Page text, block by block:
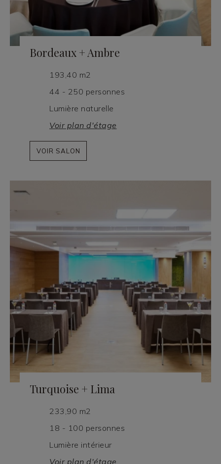
Bordeaux + Ambre
193,40 m2
44 - 250 personnes
Lumière naturelle
Voir plan d'étage
VOIR SALON
Turquoise + Lima
233,90 m2
18 - 100 personnes
Lumière intérieur
Voir plan d'étage